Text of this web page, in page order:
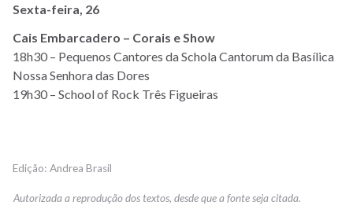
Sexta-feira, 26
Cais Embarcadero – Corais e Show
18h30 – Pequenos Cantores da Schola Cantorum da Basílica
Nossa Senhora das Dores
19h30 – School of Rock Três Figueiras
Andrea Brasil